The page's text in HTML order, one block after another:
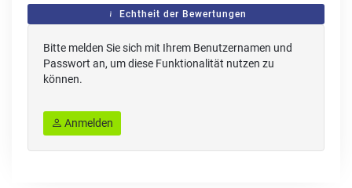
Echtheit der Bewertungen
Bitte melden Sie sich mit Ihrem Benutzernamen und
Passwort an, um diese Funktionalität nutzen zu
können.
Anmelden